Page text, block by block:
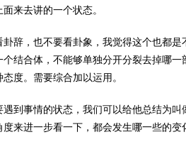
来去讲的一个状态。
辞，也不要看卦象，我觉得这个也都
结合体，不能够单独分开分裂去掉哪
度。需要综合加以运用。
到事情的状态，我们可以给他总结为
来进一步看一下，都会发生哪一些的变